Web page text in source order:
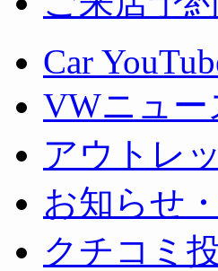
Car
VWニュー
アウトレ
お知らせ
クチコミ